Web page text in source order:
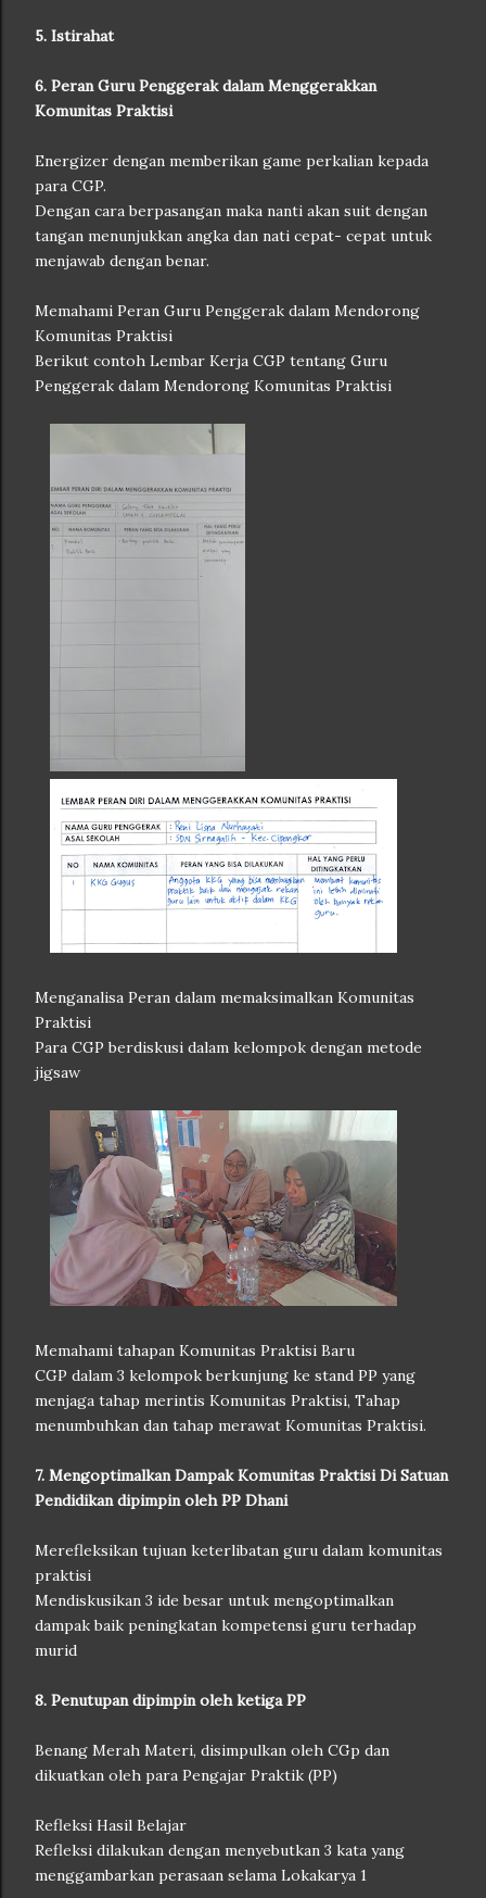
5. Istirahat
6. Peran Guru Penggerak dalam Menggerakkan
Komunitas Praktisi
Energizer dengan memberikan game perkalian kepada
para CGP.
Dengan cara berpasangan maka nanti akan suit dengan
tangan menunjukkan angka dan nati cepat- cepat untuk
menjawab dengan benar.
Memahami Peran Guru Penggerak dalam Mendorong
Komunitas Praktisi
Berikut contoh Lembar Kerja CGP tentang Guru
Penggerak dalam Mendorong Komunitas Praktisi
Menganalisa Peran dalam memaksimalkan Komunitas
Praktisi
Para CGP berdiskusi dalam kelompok dengan metode
jigsaw
Memahami tahapan Komunitas Praktisi Baru
CGP dalam 3 kelompok berkunjung ke stand PP yang
menjaga tahap merintis Komunitas Praktisi, Tahap
menumbuhkan dan tahap merawat Komunitas Praktisi.
7. Mengoptimalkan Dampak Komunitas Praktisi Di Satuan
Pendidikan dipimpin oleh PP Dhani
Merefleksikan tujuan keterlibatan guru dalam komunitas
praktisi
Mendiskusikan 3 ide besar untuk mengoptimalkan
dampak baik peningkatan kompetensi guru terhadap
murid
8. Penutupan dipimpin oleh ketiga PP
Benang Merah Materi, disimpulkan oleh CGp dan
dikuatkan oleh para Pengajar Praktik (PP)
Refleksi Hasil Belajar
Refleksi dilakukan dengan menyebutkan 3 kata yang
menggambarkan perasaan selama Lokakarya 1